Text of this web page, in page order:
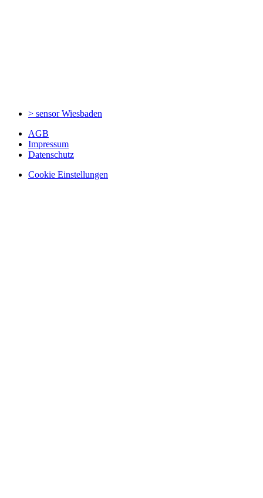
> sensorWiesbaden
AGB
Impressum
Datenschutz
Cookie Einstellungen